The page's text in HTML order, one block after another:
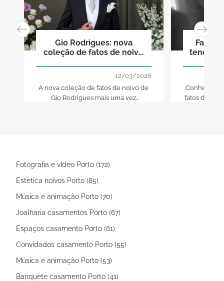
Gio Rodrigues: nova
coleção de fatos de noivo
cativa pelo traço
cosmopolita
12/03/2026
A nova coleção de fatos de noivo de
Gio Rodrigues mais uma vez
Fatos
Conheça as
fatos de
Fotografia e vídeo Porto (172)
Estética noivos Porto (85)
Música e animação Porto (70)
Joalharia casamentos Porto (67)
Espaços casamento Porto (61)
Convidados casamento Porto (55)
Música e animação Porto (53)
Banquete casamento Porto (41)